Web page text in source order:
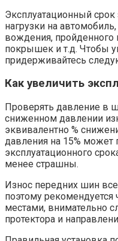
Эксплуатационный срок
нагрузки на
вождения,
покрышек и т.д. Чтобы
придерживайтесь
Как увеличить
Проверять давление в
сниженном давлении
эквивалентно %
давления на 15% может
эксплуатационного
менее страшны.
Износ передних шин
поэтому рекомендуется
местами, внимательно
протектора и